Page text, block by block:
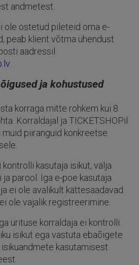
andmetest.
ole ostetud pileteid oma e-
peab klient võtma ühendust
aadressil
ja kohustused
korraga mitte rohkem kui 8
Korraldajal ja TICKETSHOPil
piiranguid konkreetse
kontrolli kasutaja isikut, välja
parool. Iga e-poe kasutaja
ei ole avalikult kättesaadavad.
ole vajalik registreerimine.
ürituse korraldaja ei kontrolli
isikut ega vastuta ebaõigete
kasutamisest